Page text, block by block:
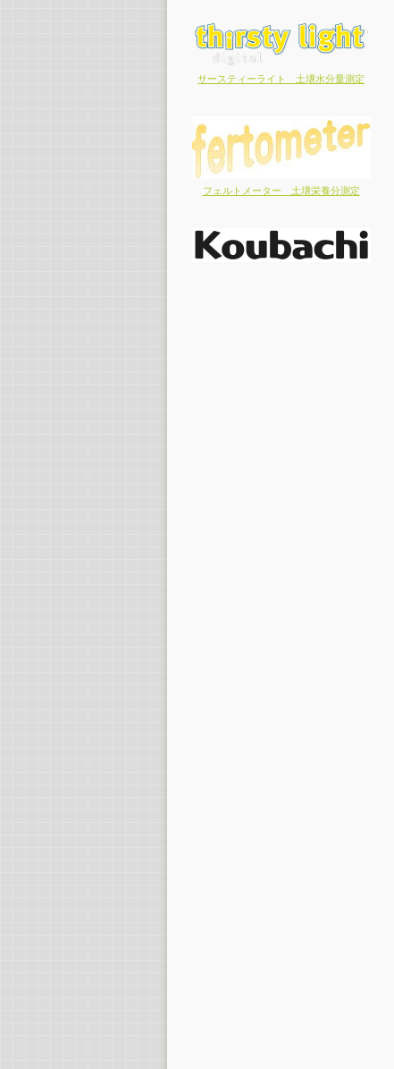
サースティーライト 土壌水分量測定
フェルトメーター 土壌栄養分測定